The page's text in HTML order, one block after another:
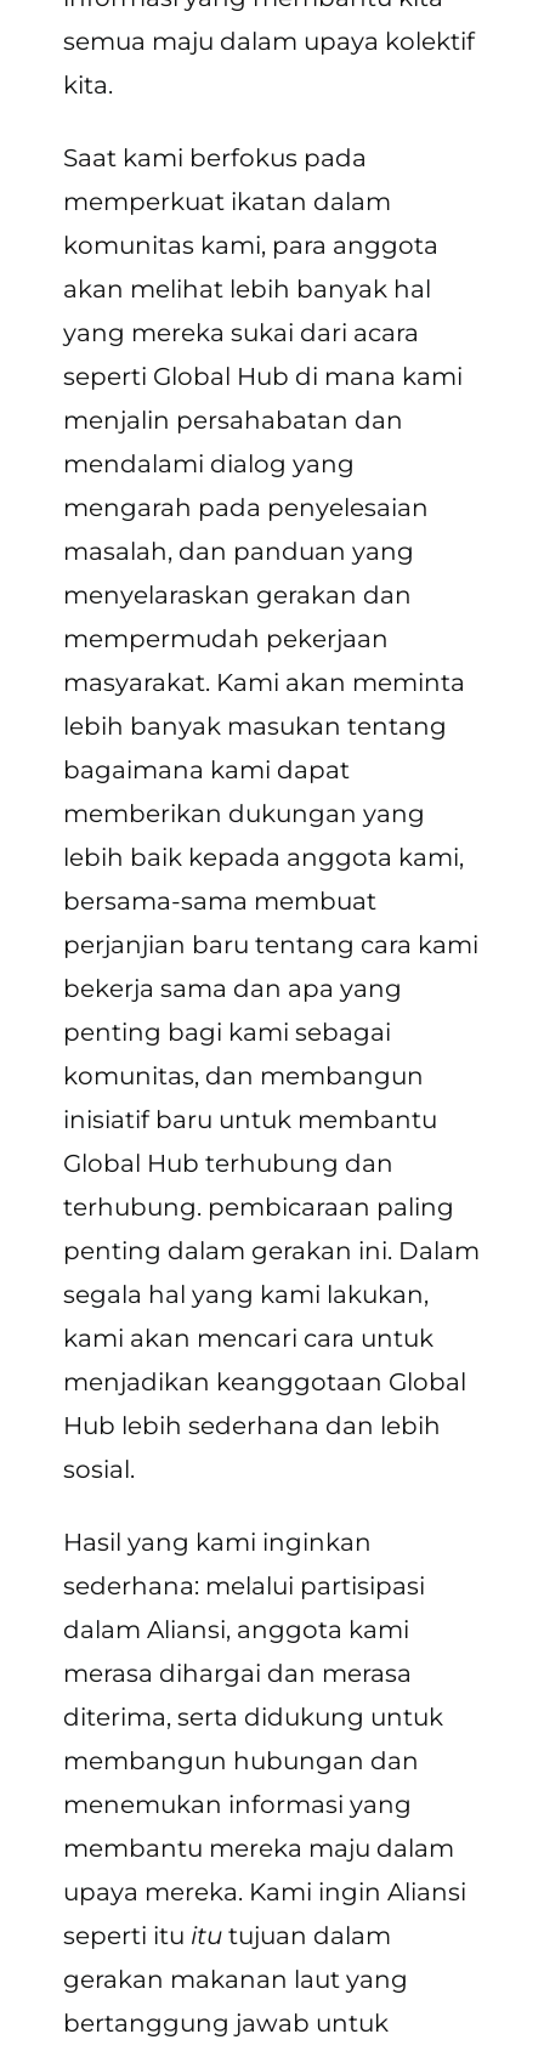
semua maju dalam upaya kolektif
kita.
Saat kami berfokus pada
memperkuat ikatan dalam
komunitas kami, para anggota
akan melihat lebih banyak hal
yang mereka sukai dari acara
seperti Global Hub di mana kami
menjalin persahabatan dan
mendalami dialog yang
mengarah pada penyelesaian
masalah, dan panduan yang
menyelaraskan gerakan dan
mempermudah pekerjaan
masyarakat. Kami akan meminta
lebih banyak masukan tentang
bagaimana kami dapat
memberikan dukungan yang
lebih baik kepada anggota kami,
bersama-sama membuat
perjanjian baru tentang cara kami
bekerja sama dan apa yang
penting bagi kami sebagai
komunitas, dan membangun
inisiatif baru untuk membantu
Global Hub terhubung dan
terhubung. pembicaraan paling
penting dalam gerakan ini. Dalam
segala hal yang kami lakukan,
kami akan mencari cara untuk
menjadikan keanggotaan Global
Hub lebih sederhana dan lebih
sosial.
Hasil yang kami inginkan
sederhana: melalui partisipasi
dalam Aliansi, anggota kami
merasa dihargai dan merasa
diterima, serta didukung untuk
membangun hubungan dan
menemukan informasi yang
membantu mereka maju dalam
upaya mereka. Kami ingin Aliansi
seperti itu itu tujuan dalam
gerakan makanan laut yang
bertanggung jawab untuk